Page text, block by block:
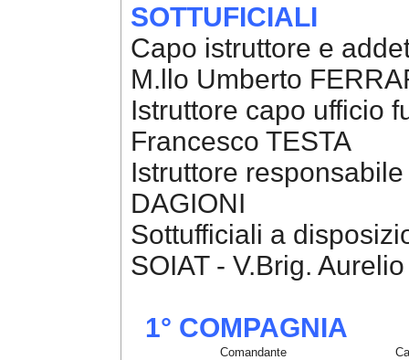
SOTTUFICIALI
Capo istruttore e
M.llo Umberto
Istruttore capo ufficio
Francesco TESTA
Istruttore
DAGIONI
Sottufficiali a
SOIAT - V.Brig.
1° COMPAGNIA
Comandante